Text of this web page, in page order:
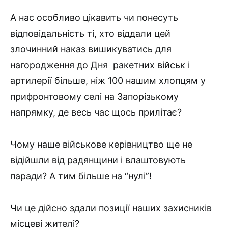
А нас особливо цікавить чи понесуть
відповідальність ті, хто віддали цей
злочинний наказ вишикуватись для
нагородження до Дня ракетних військ і
артилерії більше, ніж 100 нашим хлопцям у
прифронтовому селі на Запорізькому
напрямку, де весь час щось прилітає?
Чому наше військове керівництво ще не
відійшли від радянщини і влаштовують
паради? А тим більше на “нулі”!
Чи це дійсно здали позиції наших захисників
місцеві жителі?